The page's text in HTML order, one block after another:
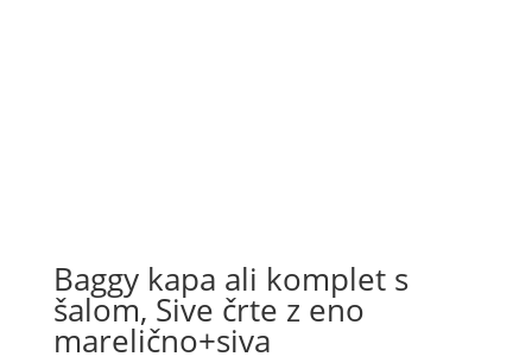
Baggy kapa ali komplet s
šalom, Sive črte z eno
marelično+siva